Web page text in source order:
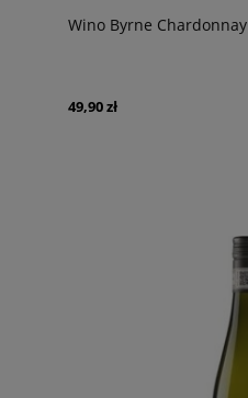
Wino Byrne Chardonnay
49,90 zł